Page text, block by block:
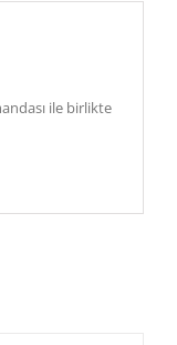
ile birlikte